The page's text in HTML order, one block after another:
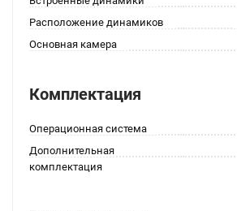
Расположение динамиков
Основная камера
Комплектация
Операционная система
Дополнительная
комплектация